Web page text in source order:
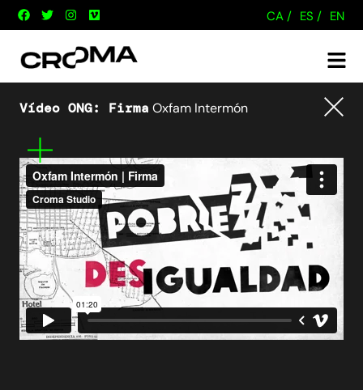
CA / ES / EN
Vídeo ONG: Firma Oxfam Intermón
Mes
informació